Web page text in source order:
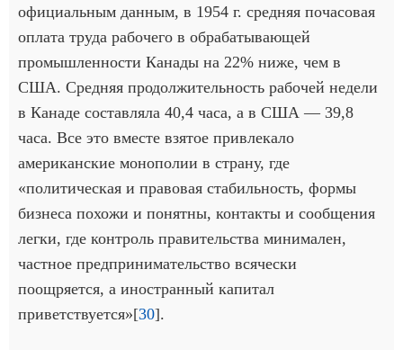
официальным данным, в 1954 г. средняя почасовая
оплата труда рабочего в обрабатывающей
промышленности Канады на 22% ниже, чем в
США. Средняя продолжительность рабочей недели
в Канаде составляла 40,4 часа, а в США — 39,8
часа. Все это вместе взятое привлекало
американские монополии в страну, где
«политическая и правовая стабильность, формы
бизнеса похожи и понятны, контакты и сообщения
легки, где контроль правительства минимален,
частное предпринимательство всячески
поощряется, а иностранный капитал
приветствуется»[30].